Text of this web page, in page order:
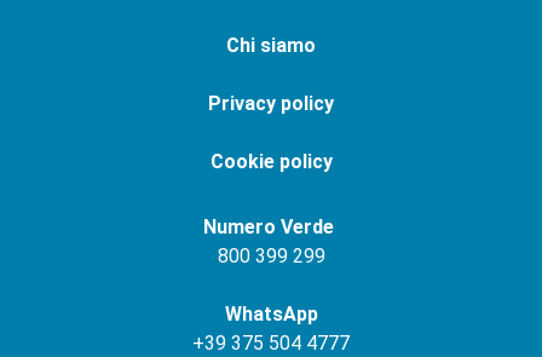
Chi siamo
Privacy policy
Cookie policy
Numero Verde
800 399 299
WhatsApp
+39 375 504 4777